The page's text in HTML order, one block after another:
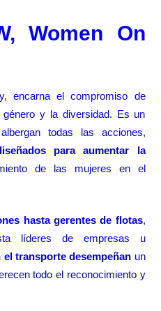
Women On
encarna el compromiso de
y la diversidad. Es un
todas las acciones,
para aumentar la
de las mujeres en el
hasta gerentes de flotas,
líderes de empresas u
el transporte desempeñan un
todo el reconocimiento y